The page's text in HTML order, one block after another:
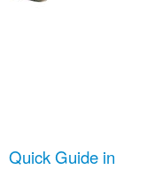
Quick Guide in